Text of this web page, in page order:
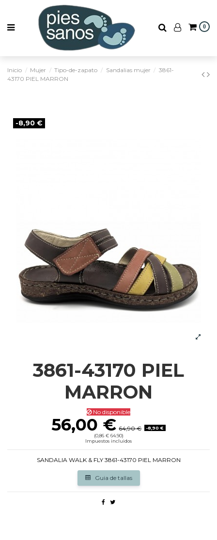
0
Inicio Mujer Tipo-de-zapato Sandalias mujer
3861-
43170 PIEL MARRON
-8,90 €
3861-43170 PIEL
MARRON
No disponible
56,00 € 64,90 €
-8,90 €
(0,86 € 64.90)
Impuestos incluidos
SANDALIA WALK & FLY 3861-43170 PIEL MARRON
Guia de tallas